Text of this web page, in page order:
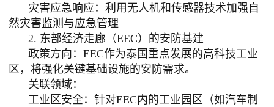
灾害应急响应：利用无人机和传感器技术加强自
然灾害监测与应急管理
2. 东部经济走廊（EEC）的安防基建
政策方向：EEC作为泰国重点发展的高科技工业
区，将强化关键基础设施的安防需求。
关联领域：
工业区安全：针对EEC内的工业园区（如汽车制